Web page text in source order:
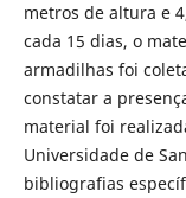
metros de altura e
cada 15 dias, o
armadilhas foi
constatar a
material foi
Universidade de
bibliografias